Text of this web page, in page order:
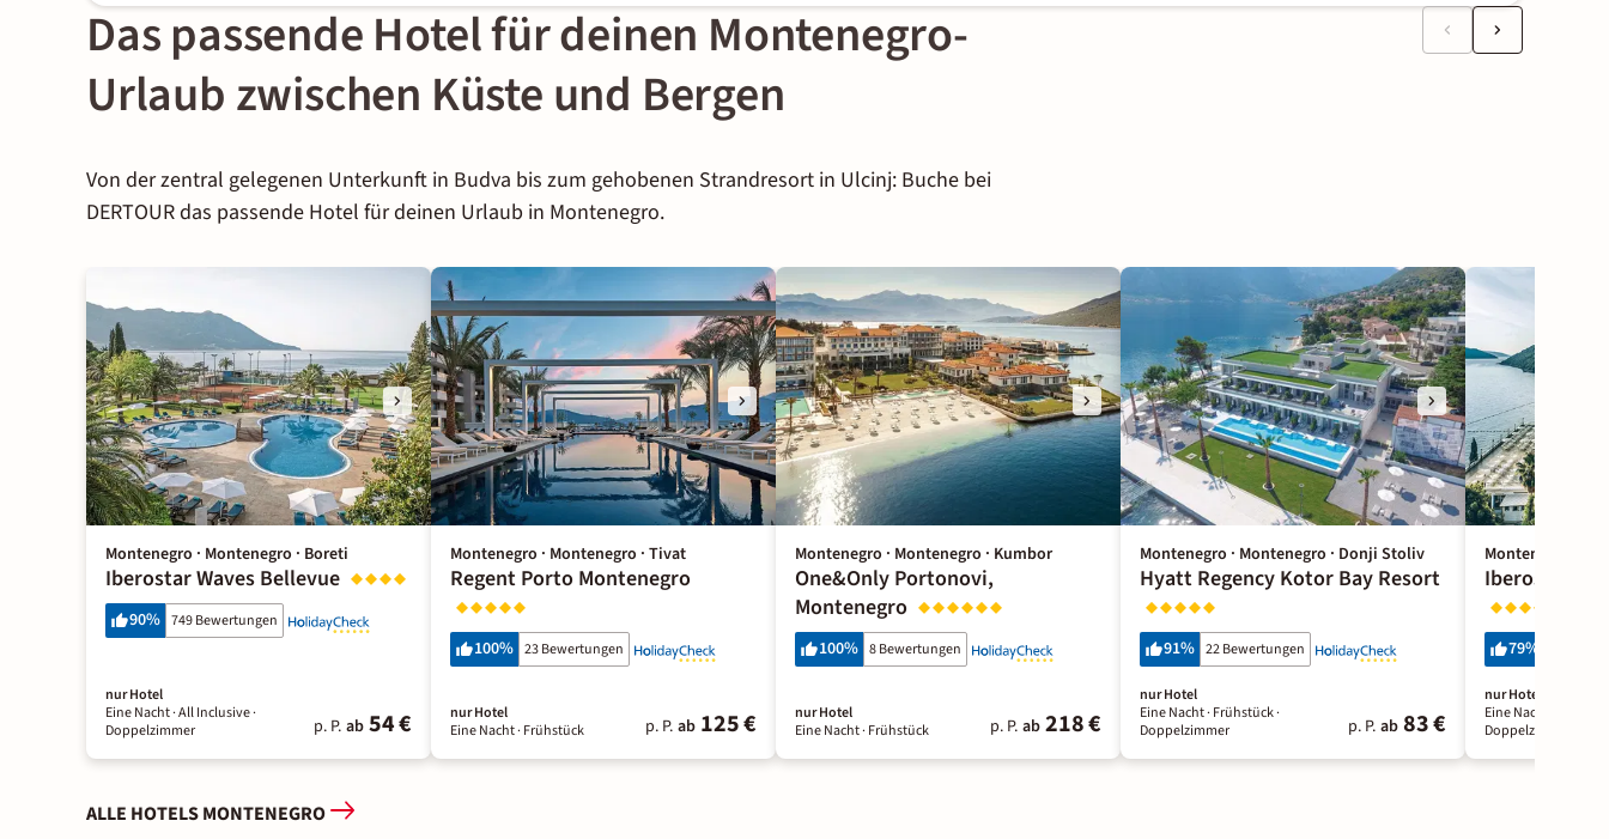
Das passende Hotel für deinen Montenegro-
Urlaub zwischen Küste und Bergen
Von der zentral gelegenen Unterkunft in Budva bis zum gehobenen Strandresort in Ulcinj: Buche bei
DERTOUR das passende Hotel für deinen Urlaub in Montenegro.
Montenegro · Montenegro · Boreti
Iberostar Waves Bellevue
90% 749 Bewertungen
nur Hotel
Eine Nacht· All Inclusive·
Doppelzimmer
p. P. ab 54 €
Montenegro · Montenegro · Tivat
Regent Porto Montenegro
100% 23 Bewertungen
nur Hotel
Eine Nacht· Frühstück p. P. ab 125 €
Montenegro · Montenegro · Kumbor
One&Only Portonovi,
Montenegro
100% 8 Bewertungen
nur Hotel
Eine Nacht· Frühstück p. P. ab 218 €
Montenegro · Montenegro · Donji Stoliv
Hyatt Regency Kotor Bay Resort
91% 22 Bewertungen
nur Hotel
Eine Nacht· Frühstück·
Doppelzimmer
p. P. ab 83 €
Montenegro ·
Iberostar
79%
nur Hotel
Eine Nacht
Doppelzimmer
ALLE HOTELS MONTENEGRO